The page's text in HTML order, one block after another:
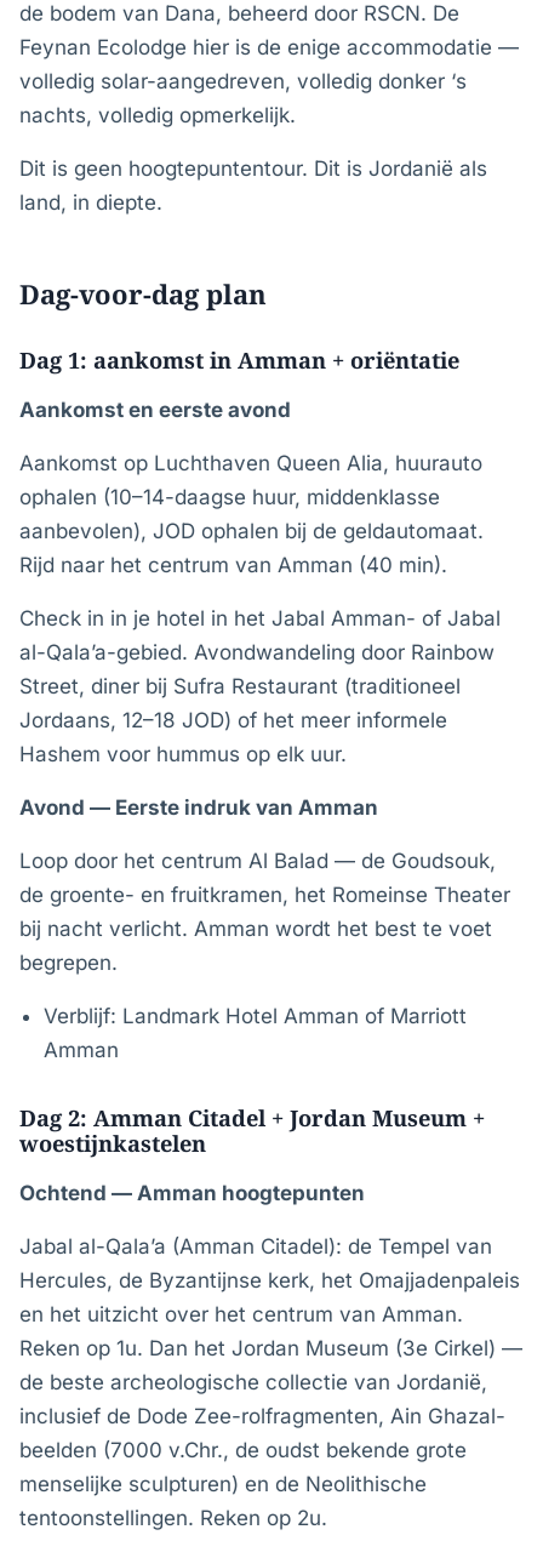
de bodem van Dana, beheerd door RSCN. De
Feynan Ecolodge hier is de enige accommodatie —
volledig solar-aangedreven, volledig donker ‘s
nachts, volledig opmerkelijk.
Dit is geen hoogtepuntentour. Dit is Jordanië als
land, in diepte.
Dag-voor-dag plan
Dag 1: aankomst in Amman + oriëntatie
Aankomst en eerste avond
Aankomst op Luchthaven Queen Alia, huurauto
ophalen (10–14-daagse huur, middenklasse
aanbevolen), JOD ophalen bij de geldautomaat.
Rijd naar het centrum van Amman (40 min).
Check in in je hotel in het Jabal Amman- of Jabal
al-Qala’a-gebied. Avondwandeling door Rainbow
Street, diner bij Sufra Restaurant (traditioneel
Jordaans, 12–18 JOD) of het meer informele
Hashem voor hummus op elk uur.
Avond — Eerste indruk van Amman
Loop door het centrum Al Balad — de Goudsouk,
de groente- en fruitkramen, het Romeinse Theater
bij nacht verlicht. Amman wordt het best te voet
begrepen.
Verblijf: Landmark Hotel Amman of Marriott
Amman
Dag 2: Amman Citadel + Jordan Museum +
woestijnkastelen
Ochtend — Amman hoogtepunten
Jabal al-Qala’a (Amman Citadel): de Tempel van
Hercules, de Byzantijnse kerk, het Omajjadenpaleis
en het uitzicht over het centrum van Amman.
Reken op 1u. Dan het Jordan Museum (3e Cirkel) —
de beste archeologische collectie van Jordanië,
inclusief de Dode Zee-rolfragmenten, Ain Ghazal-
beelden (7000 v.Chr., de oudst bekende grote
menselijke sculpturen) en de Neolithische
tentoonstellingen. Reken op 2u.